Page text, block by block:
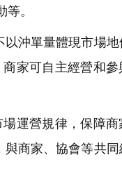
。
沖單量體現市場地
家可自主經營和參
運營規律，保障商
商家、協會等共同